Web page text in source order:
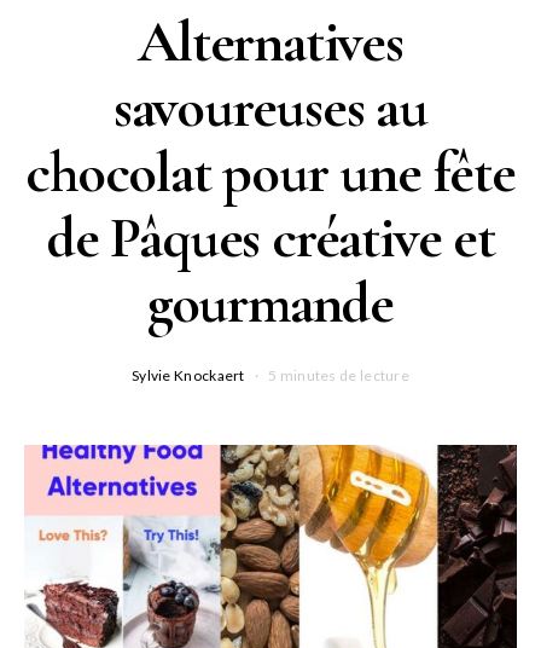
Alternatives
savoureuses au
chocolat pour une fête
de Pâques créative et
gourmande
Sylvie Knockaert 5 minutes de lecture